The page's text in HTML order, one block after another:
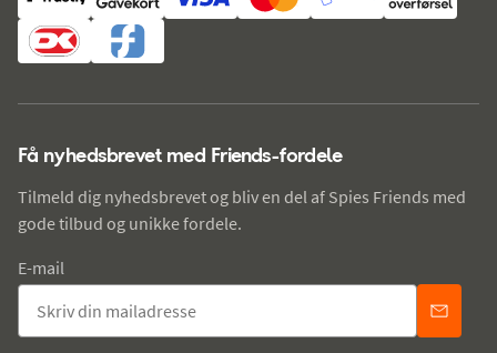
Få nyhedsbrevet med Friends-fordele
Tilmeld dig nyhedsbrevet og bliv en del af Spies Friends med
gode tilbud og unikke fordele.
E-mail